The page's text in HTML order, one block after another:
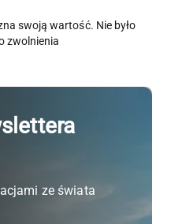
swoją wartość. Nie było
zwolnienia
ze świata